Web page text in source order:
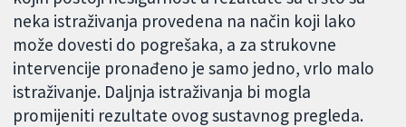
neka istraživanja provedena na način koji lako
može dovesti do pogrešaka, a za strukovne
intervencije pronađeno je samo jedno, vrlo malo
istraživanje. Daljnja istraživanja bi mogla
promijeniti rezultate ovog sustavnog pregleda.